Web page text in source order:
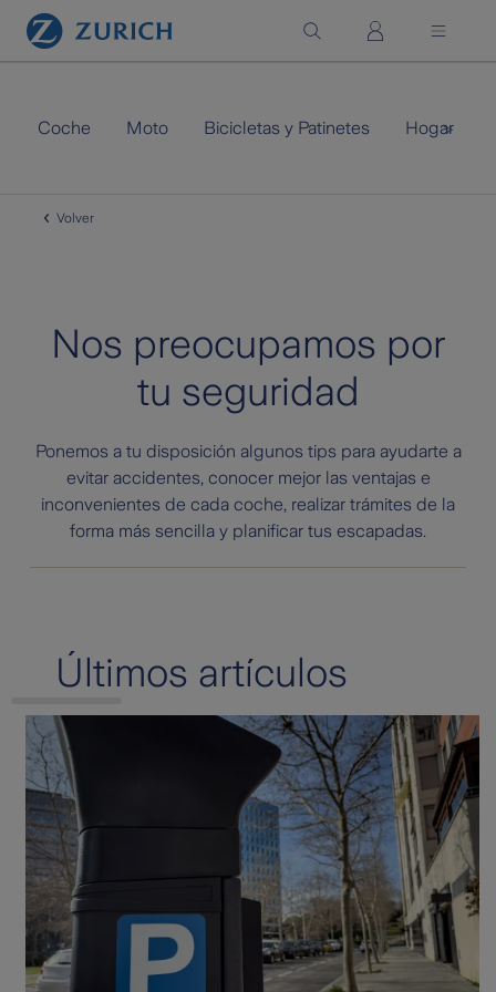
Saltar al contenido principal
Coche Moto Bicicletas y Patinetes Hogar
>
Volver
Nos preocupamos por
tu seguridad
Ponemos a tu disposición algunos tips para ayudarte a
evitar accidentes, conocer mejor las ventajas e
inconvenientes de cada coche, realizar trámites de la
forma más sencilla y planificar tus escapadas.
Últimos artículos